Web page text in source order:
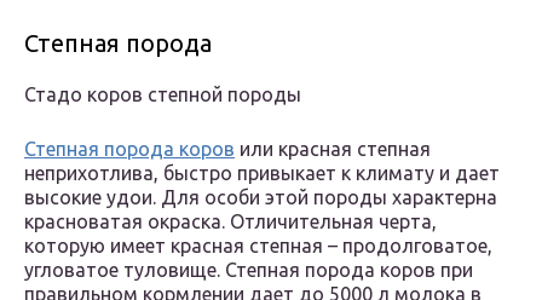
Степная порода
Стадо коров степной породы
Степная порода коров или красная степная
неприхотлива, быстро привыкает к климату и дает
высокие удои. Для особи этой породы характерна
красноватая окраска. Отличительная черта,
которую имеет красная степная – продолговатое,
угловатое туловище. Степная порода коров при
правильном кормлении дает до 5000 л молока в